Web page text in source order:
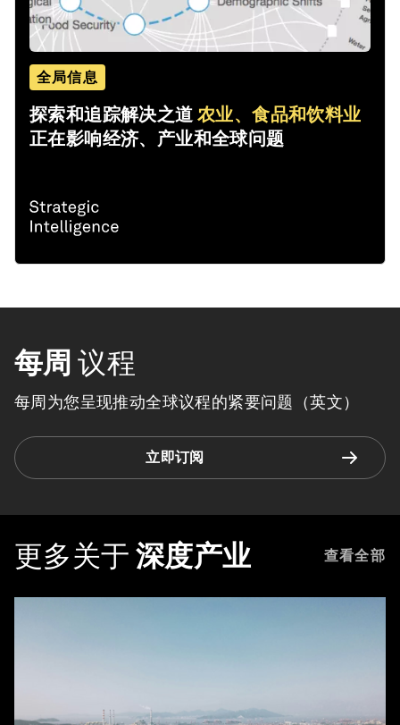
全局信息
探索和追踪解决之道农业、食品和饮料业
正在影响经济、产业和全球问题
每周 议程
每周为您呈现推动全球议程的紧要问题（英文）
立即订阅
更多关于 深度产业 查看全部